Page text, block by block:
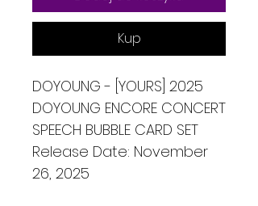
Kup
DOYOUNG - [YOURS] 2025
DOYOUNG ENCORE CONCERT
SPEECH BUBBLE CARD SET
Release Date: November
26, 2025